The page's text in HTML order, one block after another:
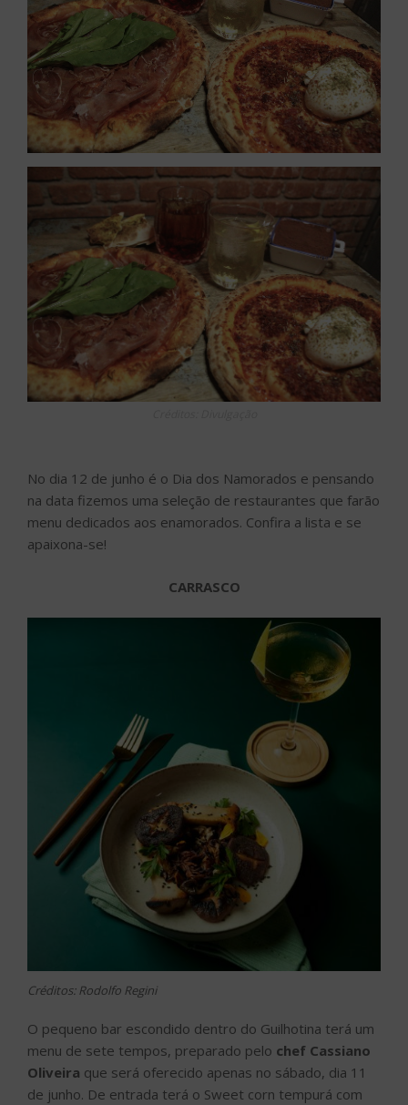
No dia 12 de junho é o Dia dos Namorados e pensando
na data fizemos uma seleção de restaurantes que farão
menu dedicados aos enamorados. Confira a lista e se
apaixona-se!
CARRASCO
Créditos: Rodolfo Regini
O pequeno bar escondido dentro do Guilhotina terá um
menu de sete tempos, preparado pelo chef Cassiano
Oliveira que será oferecido apenas no sábado, dia 11
de junho. De entrada terá o Sweet corn tempurá com